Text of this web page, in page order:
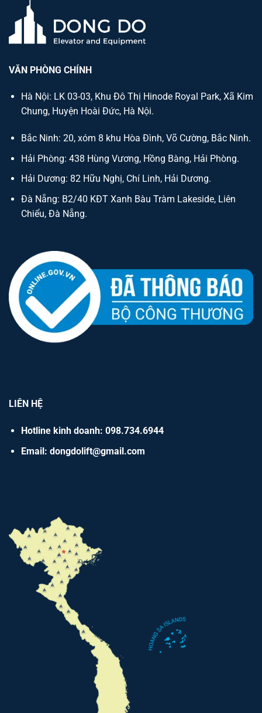
VĂN PHÒNG CHÍNH
Hà Nội: LK 03-03, Khu Đô Thị Hinode Royal Park, Xã Kim
Chung, Huyện Hoài Đức, Hà Nội.
Bắc Ninh: 20, xóm 8 khu Hòa Đình, Võ Cường, Bắc Ninh.
Hải Phòng: 438 Hùng Vương, Hồng Bàng, Hải Phòng.
Hải Dương: 82 Hữu Nghị, Chí Linh, Hải Dương.
Đà Nẵng: B2/40 KĐT Xanh Bàu Tràm Lakeside, Liên
Chiểu, Đà Nẵng.
LIÊN HỆ
Hotline kinh doanh: 098.734.6944
Email: dongdolift@gmail.com